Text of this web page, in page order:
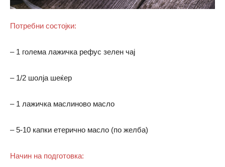
Потребни состојки:
– 1 голема лажичка рефус зелен чај
– 1/2 шолја шеќер
– 1 лажичка маслиново масло
– 5-10 капки етерично масло (по желба)
Начин на подготовка: